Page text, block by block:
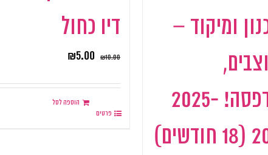
ומיקוד –
להדפסה! 2025-
דיו כחול
₪10.00
₪5.00
הוספה לסל
פרטים